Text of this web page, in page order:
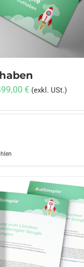
€ (exkl. USt.)
weist
mehrere
Varianten
auf.
Die
Optionen
können